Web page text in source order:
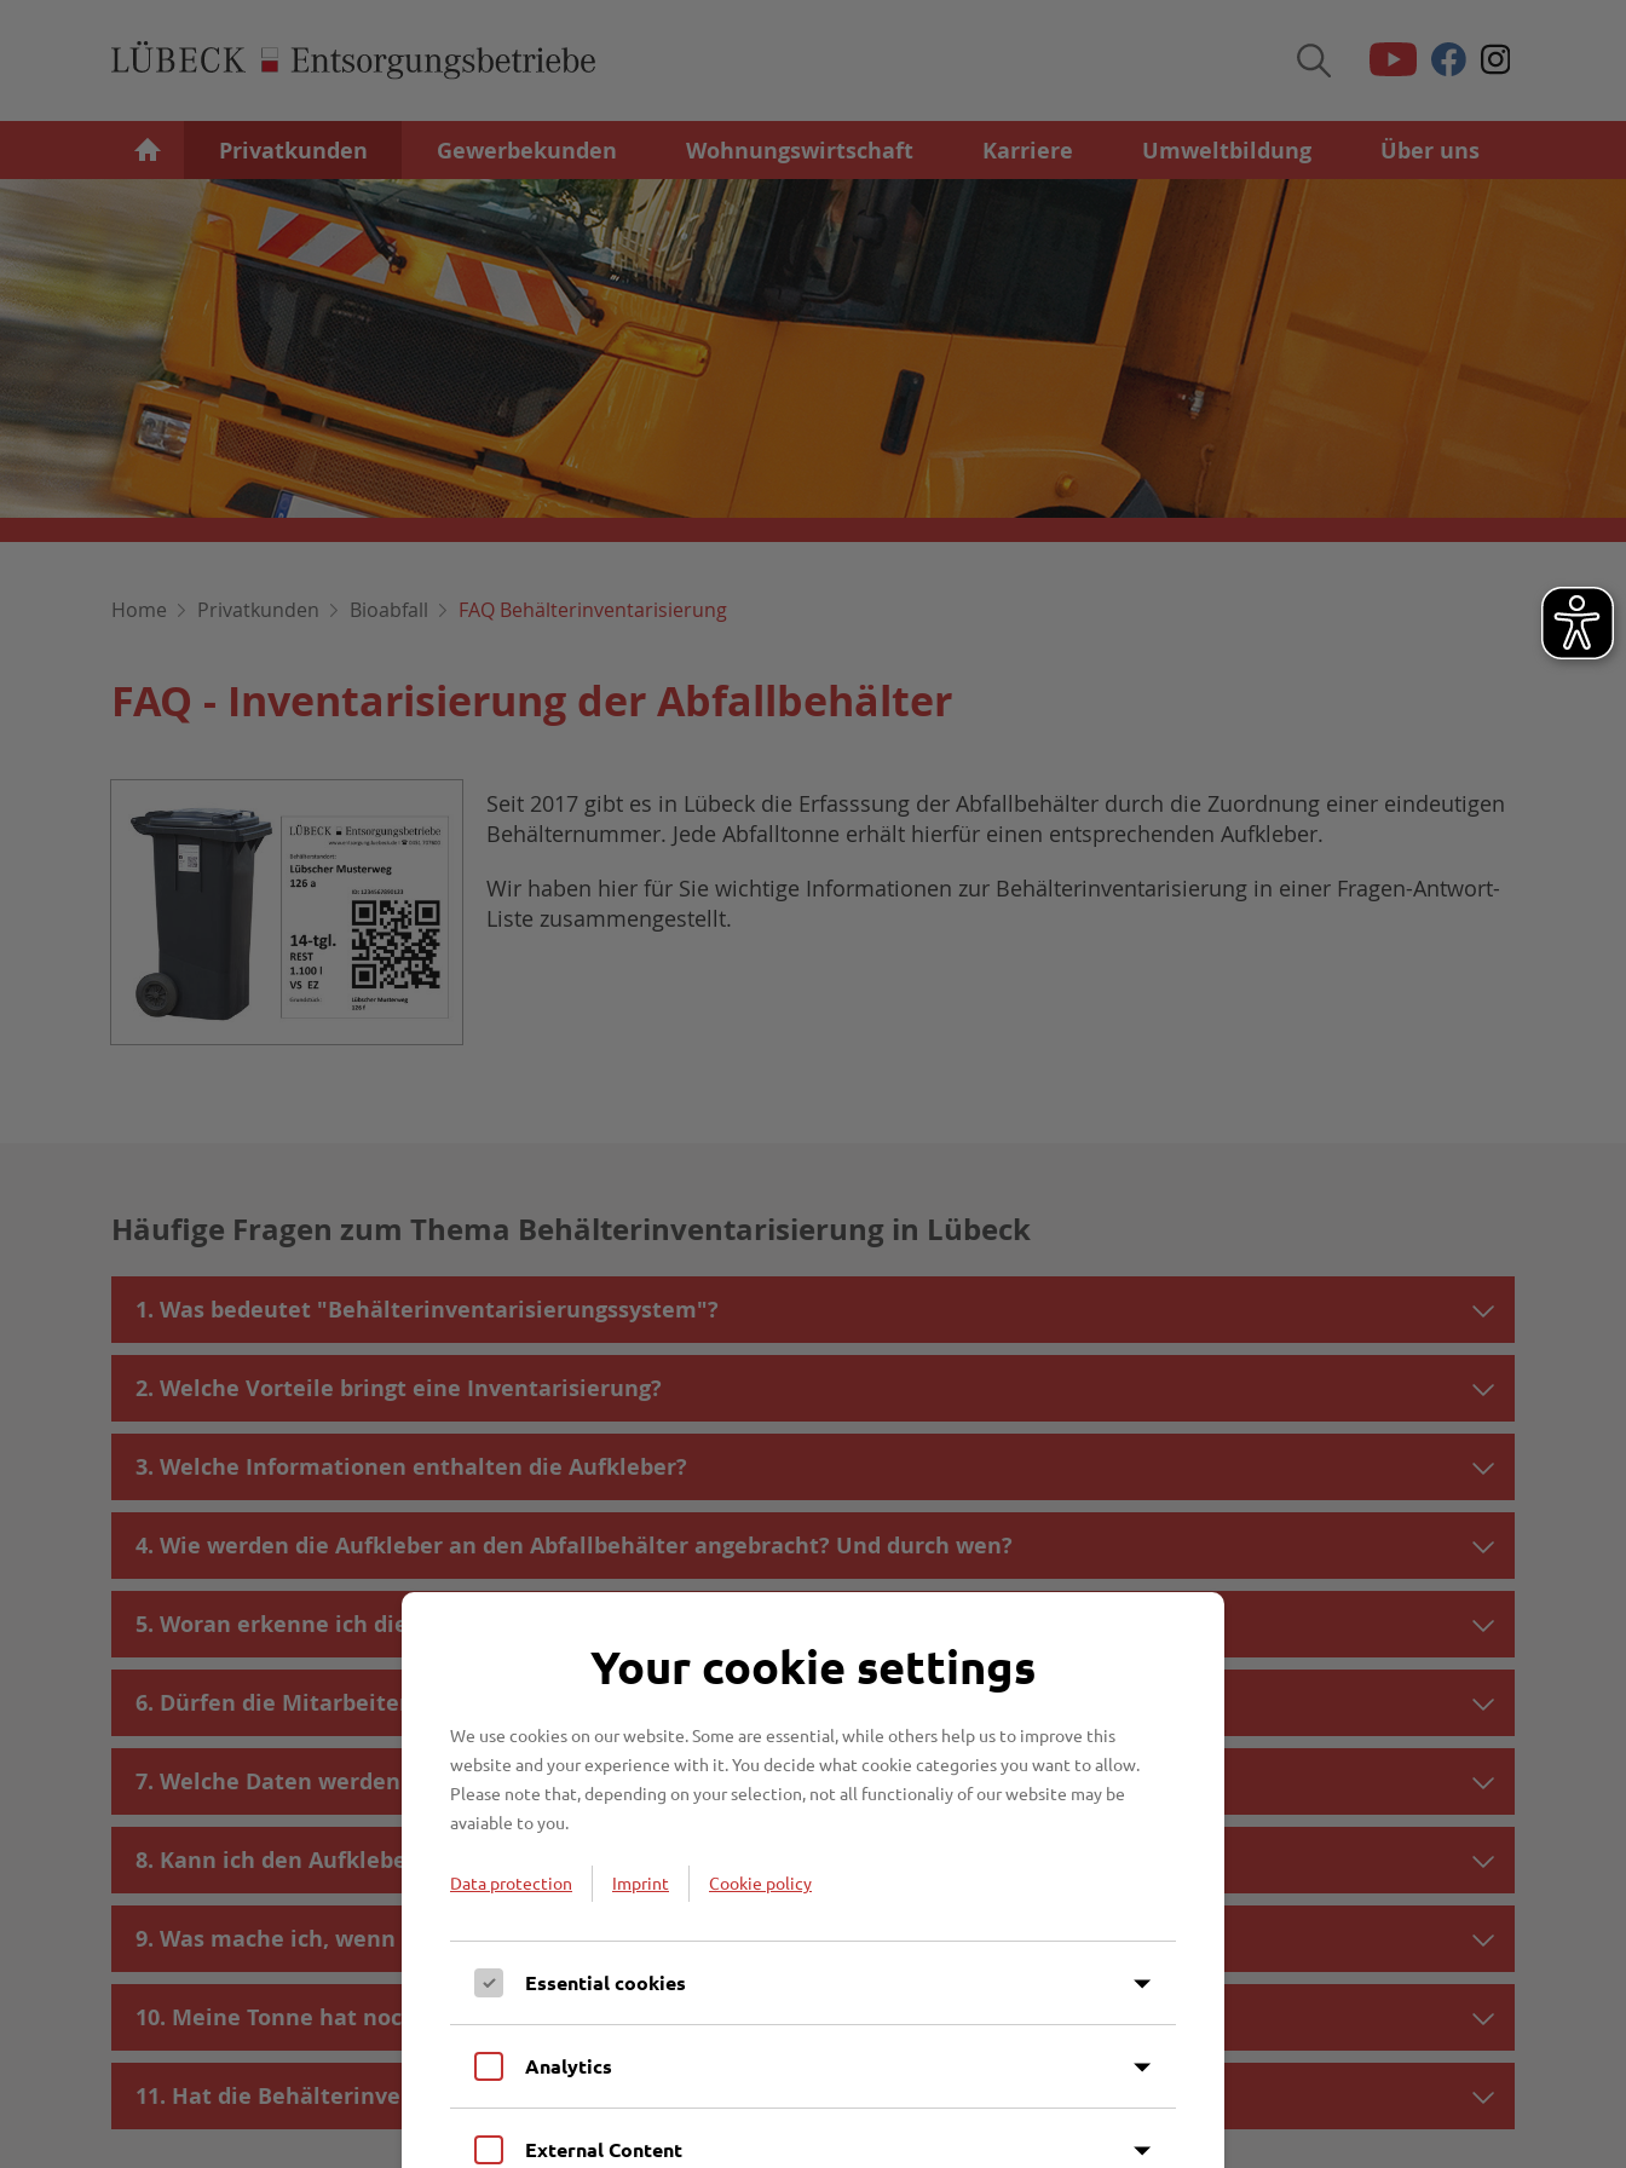
Privatkunden Gewerbekunden Wohnungswirtschaft Karriere Umweltbildung Über uns
Home Privatkunden Bioabfall FAQ Behälterinventarisierung
FAQ - Inventarisierung der Abfallbehälter
Seit 2017 gibt es in Lübeck die Erfasssung der Abfallbehälter durch die Zuordnung einer eindeutigen
Behälternummer. Jede Abfalltonne erhält hierfür einen entsprechenden Aufkleber.
Wir haben hier für Sie wichtige Informationen zur Behälterinventarisierung in einer Fragen-Antwort-
Liste zusammengestellt.
Häufige Fragen zum Thema Behälterinventarisierung in Lübeck
1. Was bedeutet "Behälterinventarisierungssystem"?
2. Welche Vorteile bringt eine Inventarisierung?
3. Welche Informationen enthalten die Aufkleber?
4. Wie werden die Aufkleber an den Abfallbehälter angebracht? Und durch wen?
5. Woran erkenne ich die Mitarbeiter der EBL?
6. Dürfen die Mitarbeiter der EBL mein Grundstück betreten?
7. Welche Daten werden gespeichert?
8. Kann ich den Aufkleber auf den Abfalltonnen ablehnen?
9. Was mache ich, wenn auf meinem Aufkleber falsche Angaben stehen?
10. Meine Tonne hat noch keinen Aufkleber. Was muss ich jetzt machen?
11. Hat die Behälterinventarisierung Auswirkungen auf die Abfallgebühr?
Your cookie settings
We use cookies on our website. Some are essential, while others help us to improve this
website and your experience with it. You decide what cookie categories you want to allow.
Please note that, depending on your selection, not all functionaliy of our website may be
avaiable to you.
Data protection Imprint Cookie policy
Essential cookies
Analytics
External Content